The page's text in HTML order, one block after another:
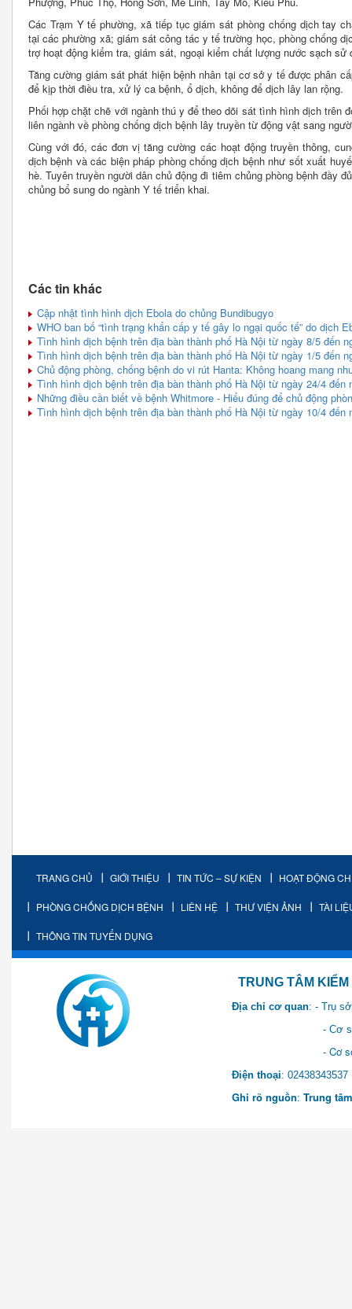
Các Trạm Y tế phường, xã tiếp tục giám sát phòng chống dịch tay
tại các phường xã; giám sát công tác y tế trường học, phòng chống
trợ hoạt động kiểm tra, giám sát, ngoại kiểm chất lượng nước sạch sử
Tăng cường giám sát phát hiện bệnh nhân tại cơ sở y tế được phân
để kịp thời điều tra, xử lý ca bệnh, ổ dịch, không để dịch lây lan rộng.
Phối hợp chặt chẽ với ngành thú y để theo dõi sát tình hình dịch trên
liên ngành về phòng chống dịch bệnh lây truyền từ động vật sang
Cùng với đó, các đơn vị tăng cường các hoạt động truyền thông,
dịch bệnh và các biện pháp phòng chống dịch bệnh như sốt xuất
hè. Tuyên truyền người dân chủ động đi tiêm chủng phòng bệnh đầy
chủng bổ sung do ngành Y tế triển khai.
Các tin khác
Cập nhật tình hình dịch Ebola do chủng Bundibugyo
WHO ban bố “tình trạng khẩn cấp y tế gây lo ngại quốc tế” do dịch
Tình hình dịch bệnh trên địa bàn thành phố Hà Nội từ ngày 8/5 đến
Tình hình dịch bệnh trên địa bàn thành phố Hà Nội từ ngày 1/5 đến
Chủ động phòng, chống bệnh do vi rút Hanta: Không hoang mang
Tình hình dịch bệnh trên địa bàn thành phố Hà Nội từ ngày 24/4 đến
Những điều cần biết về bệnh Whitmore - Hiểu đúng để chủ động
Tình hình dịch bệnh trên địa bàn thành phố Hà Nội từ ngày 10/4 đến
TRANG CHỦ GIỚI THIỆU TIN TỨC – SỰ KIỆN HOẠT ĐỘNG
PHÒNG CHỐNG DỊCH BỆNH LIÊN HỆ THƯ VIỆN ẢNH TÀI
THÔNG TIN TUYỂN DỤNG
TRUNG TÂM KIỂM SOÁT
Địa chỉ cơ quan: - Trụ
- Cơ sở 2: Khu Hành
- Cơ sở 3: Số 1 Ngõ 2
Điện thoại:
Ghi rõ nguồn: Trung